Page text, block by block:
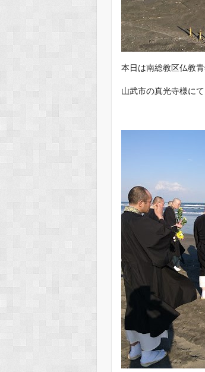
本日は南総教区仏教
山武市の真光寺様に